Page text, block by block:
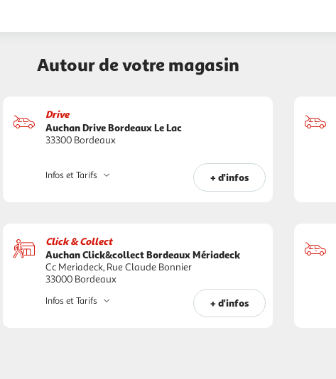
Autour de votre magasin
Drive
Auchan Drive Bordeaux Le Lac
33300 Bordeaux
+ d'infos
Infos et Tarifs
Click & Collect
Auchan Click&collect Bordeaux Mériadeck
Cc Meriadeck, Rue Claude Bonnier
33000 Bordeaux
+ d'infos
Infos et Tarifs